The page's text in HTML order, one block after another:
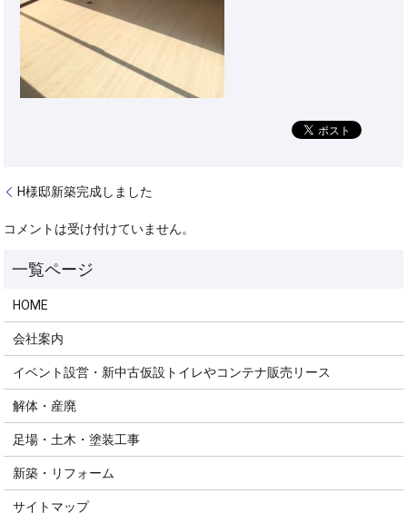
H様邸新築完成しました
コメントは受け付けていません。
HOME
会社案内
イベント設営・新中古仮設トイレやコンテナ販売リース
解体・産廃
足場・土木・塗装工事
新築・リフォーム
サイトマップ